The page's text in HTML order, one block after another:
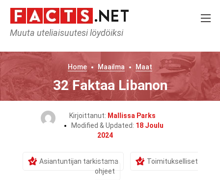
Muuta uteliaisuutesi löydöiksi
Home Maailma Maat
32 Faktaa Libanon
Kirjoittanut: Mallissa Parks
Modified & Updated: 18 Joulu
2024
Asiantuntijan tarkistama
Toimitukselliset
ohjeet